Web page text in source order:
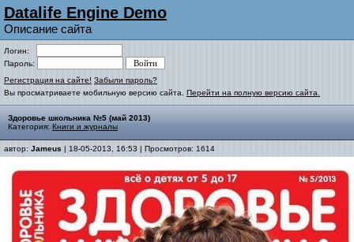
Datalife Engine Demo
Описание сайта
Логин:
Пароль:
Регистрация на сайте! Забыли пароль?
Вы просматриваете мобильную версию сайта. Перейти на полную версию сайта.
Здоровье школьника №5 (май 2013)
Категория: Книги и журналы
автор: Jameus | 18-05-2013, 16:53 | Просмотров: 1614